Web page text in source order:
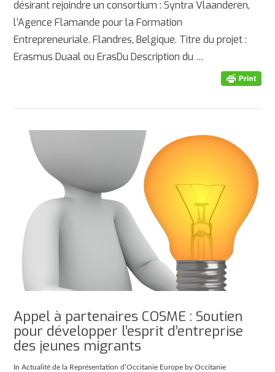
AFFICHER
désirant rejoindre un consortium : Syntra Vlaanderen,
l’Agence Flamande pour la Formation
Entrepreneuriale. Flandres, Belgique. Titre du projet :
Erasmus Duaal ou ErasDu Description du …
Appel à partenaires COSME : Soutien
pour développer l’esprit d’entreprise
des jeunes migrants
InActualité de la Représentation d’Occitanie Europe by Occitanie